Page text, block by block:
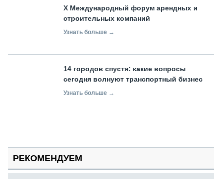
X Международный форум арендных и
строительных компаний
Узнать больше →
14 городов спустя: какие вопросы
сегодня волнуют транспортный бизнес
Узнать больше →
РЕКОМЕНДУЕМ